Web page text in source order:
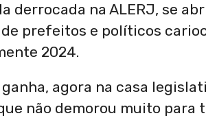
derrocada na ALERJ, se
prefeitos e políticos
2024.
agora na casa
não demorou muito para